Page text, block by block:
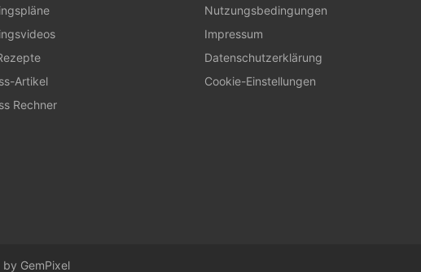
Artikel
Rechner
Nutzungsbedingungen
Impressum
Datenschutzerklärung
Cookie-Einstellungen
by GemPixel